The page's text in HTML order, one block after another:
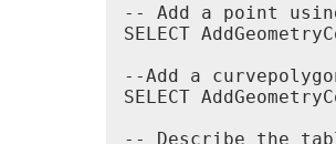
-- Add a point
SELECT
--Add a
SELECT
-- Describe the